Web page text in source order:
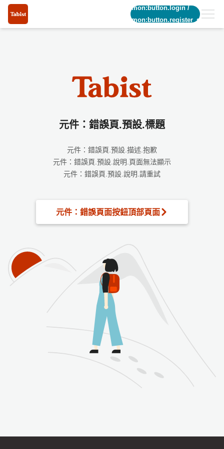
common:button.login/
common:button.register_short
元件：錯誤頁.預設.標題
元件：錯誤頁.預設.描述.抱歉
元件：錯誤頁.預設.說明.頁面無法顯示
元件：錯誤頁.預設.說明.請重試
元件：錯誤頁面按鈕頂部頁面